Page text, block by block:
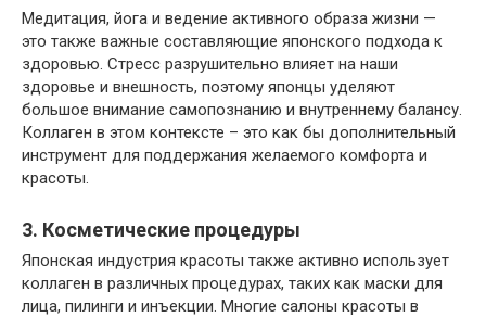
Медитация, йога и ведение активного образа жизни —
это также важные составляющие японского подхода к
здоровью. Стресс разрушительно влияет на наши
здоровье и внешность, поэтому японцы уделяют
большое внимание самопознанию и внутреннему балансу.
Коллаген в этом контексте – это как бы дополнительный
инструмент для поддержания желаемого комфорта и
красоты.
3. Косметические процедуры
Японская индустрия красоты также активно использует
коллаген в различных процедурах, таких как маски для
лица, пилинги и инъекции. Многие салоны красоты в